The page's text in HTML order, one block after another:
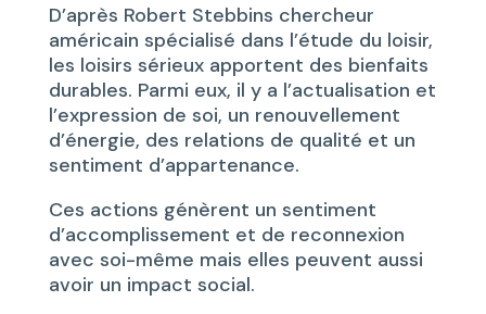
D’après Robert Stebbins chercheur
américain spécialisé dans l’étude du loisir,
les loisirs sérieux apportent des bienfaits
durables. Parmi eux, il y a l’actualisation et
l’expression de soi, un renouvellement
d’énergie, des relations de qualité et un
sentiment d’appartenance.
Ces actions génèrent un sentiment
d’accomplissement et de reconnexion
avec soi-même mais elles peuvent aussi
avoir un impact social.